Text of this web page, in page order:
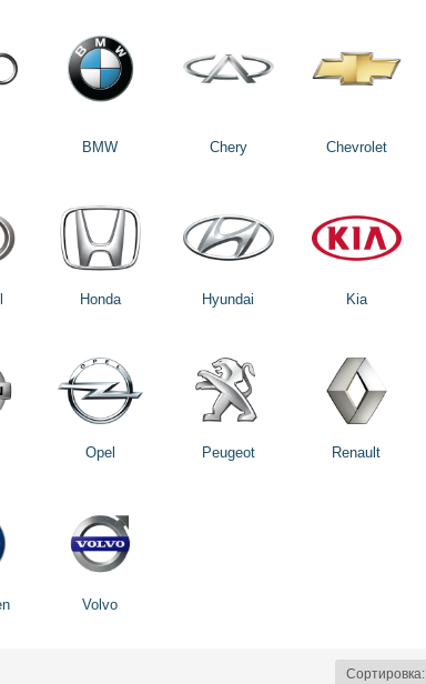
BMW Chery Chevrolet
Honda Hyundai Kia
Opel Peugeot Renault
Volvo
Сортировка: